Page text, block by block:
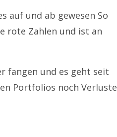
auf und ab gewesen So
rote Zahlen und ist an
fangen und es geht seit
Portfolios noch Verluste